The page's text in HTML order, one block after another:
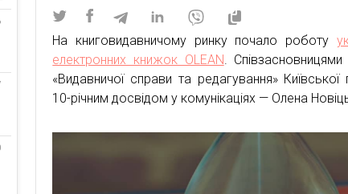
На книговидавничому ринку почало роботу
електронних книжок OLEAN.
«Видавничої справи та редагування» Київської
10-річним досвідом у комунікаціях — Олена